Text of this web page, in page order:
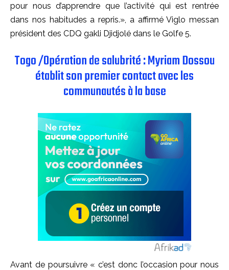
pour nous d’apprendre que l’activité qui est rentrée
dans nos habitudes a repris.», a affirmé Viglo messan
président des CDQ gakli Djidjolé dans le Golfe 5.
Togo /Opération de salubrité : Myriam Dossou
établit son premier contact avec les
communautés à la base
Avant de poursuivre « c’est donc l’occasion pour nous